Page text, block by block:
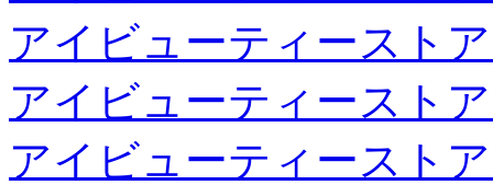
アイビューティースト
アイビューティースト
アイビューティースト